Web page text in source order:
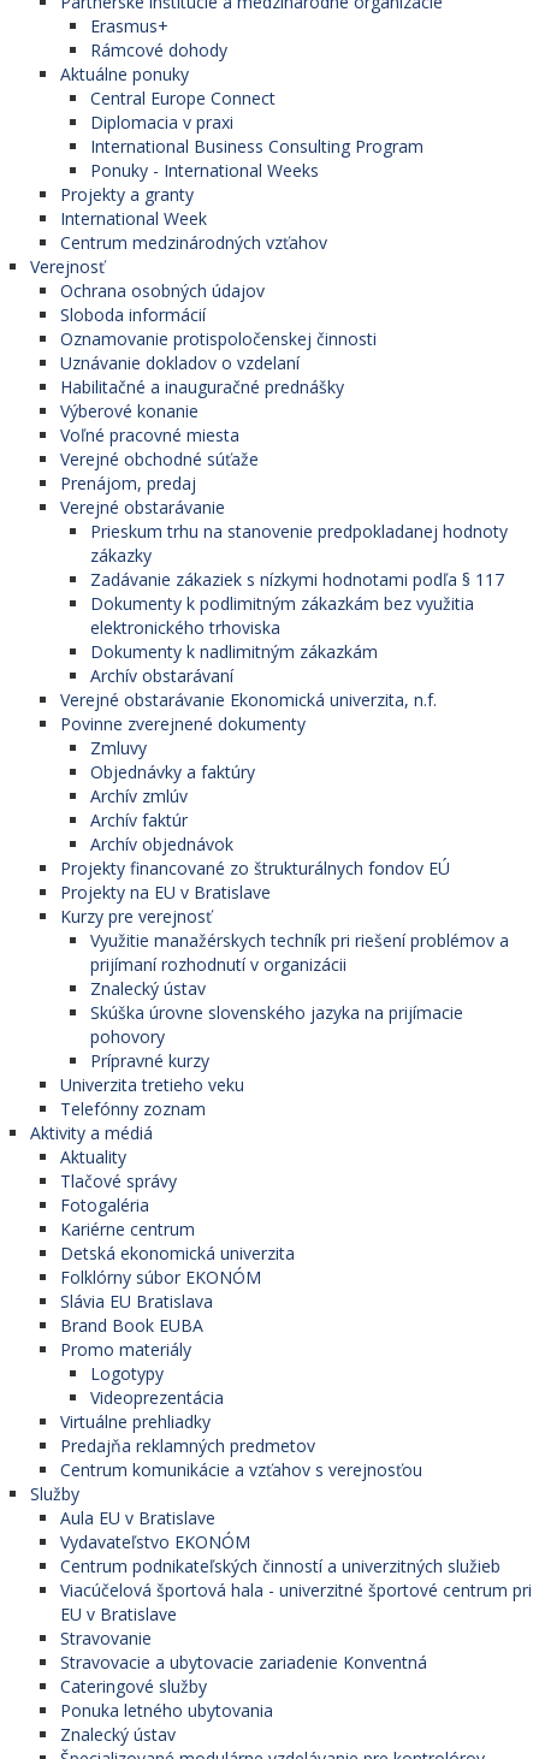
Erasmus+
Rámcové dohody
Aktuálne ponuky
Central Europe Connect
Diplomacia v praxi
International Business Consulting Program
Ponuky - International Weeks
Projekty a granty
International Week
Centrum medzinárodných vzťahov
Verejnosť
Ochrana osobných údajov
Sloboda informácií
Oznamovanie protispoločenskej činnosti
Uznávanie dokladov o vzdelaní
Habilitačné a inauguračné prednášky
Výberové konanie
Voľné pracovné miesta
Verejné obchodné súťaže
Prenájom, predaj
Verejné obstarávanie
Prieskum trhu na stanovenie predpokladanej hodnoty
zákazky
Zadávanie zákaziek s nízkymi hodnotami podľa § 117
Dokumenty k podlimitným zákazkám bez využitia
elektronického trhoviska
Dokumenty k nadlimitným zákazkám
Archív obstarávaní
Verejné obstarávanie Ekonomická univerzita, n.f.
Povinne zverejnené dokumenty
Zmluvy
Objednávky a faktúry
Archív zmlúv
Archív faktúr
Archív objednávok
Projekty financované zo štrukturálnych fondov EÚ
Projekty na EU v Bratislave
Kurzy pre verejnosť
Využitie manažérskych techník pri riešení problémov a
prijímaní rozhodnutí v organizácii
Znalecký ústav
Skúška úrovne slovenského jazyka na prijímacie
pohovory
Prípravné kurzy
Univerzita tretieho veku
Telefónny zoznam
Aktivity a médiá
Aktuality
Tlačové správy
Fotogaléria
Kariérne centrum
Detská ekonomická univerzita
Folklórny súbor EKONÓM
Slávia EU Bratislava
Brand Book EUBA
Promo materiály
Logotypy
Videoprezentácia
Virtuálne prehliadky
Predajňa reklamných predmetov
Centrum komunikácie a vzťahov s verejnosťou
Služby
Aula EU v Bratislave
Vydavateľstvo EKONÓM
Centrum podnikateľských činností a univerzitných služieb
Viacúčelová športová hala - univerzitné športové centrum pri
EU v Bratislave
Stravovanie
Stravovacie a ubytovacie zariadenie Konventná
Cateringové služby
Ponuka letného ubytovania
Znalecký ústav